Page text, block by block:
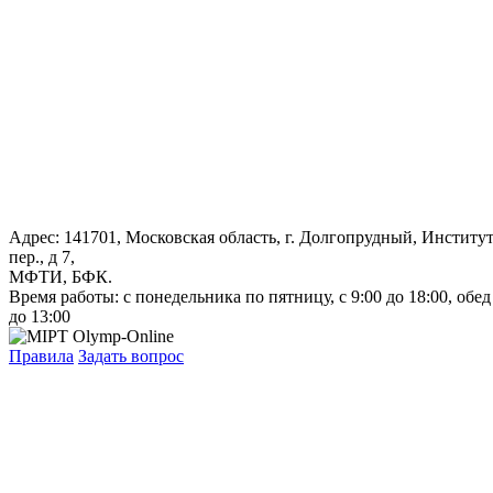
Адрес: 141701, Московская область, г. Долгопрудный,
пер., д 7,
МФТИ, БФК.
Время работы: с понедельника по пятницу, с 9:00 до 18:00,
до 13:00
Правила Задать вопрос